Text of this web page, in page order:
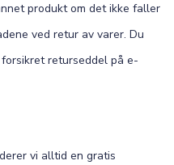
produkt om det ikke faller
ved retur av varer. Du
returseddel på e-
vi alltid en gratis